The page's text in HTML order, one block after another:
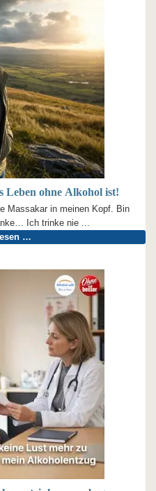
Leben ohne Alkohol ist!
Massakar in meinen Kopf. Bin
Ich trinke nie ...
…